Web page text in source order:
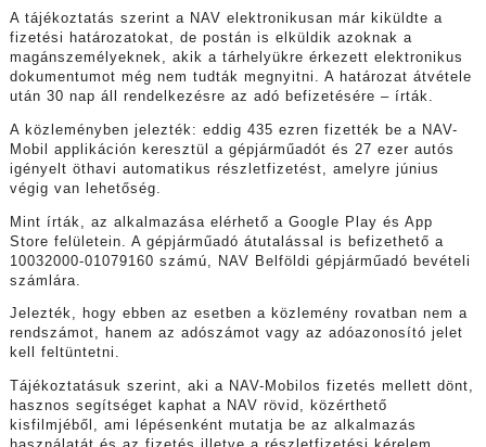
A tájékoztatás szerint a NAV elektronikusan már kiküldte a
fizetési határozatokat, de postán is elküldik azoknak a
magánszemélyeknek, akik a tárhelyükre érkezett elektronikus
dokumentumot még nem tudták megnyitni. A határozat átvétele
után 30 nap áll rendelkezésre az adó befizetésére – írták.
A közleményben jelezték: eddig 435 ezren fizették be a NAV-
Mobil applikáción keresztül a gépjárműadót és 27 ezer autós
igényelt öthavi automatikus részletfizetést, amelyre június
végig van lehetőség.
Mint írták, az alkalmazása elérhető a Google Play és App
Store felületein. A gépjárműadó átutalással is befizethető a
10032000-01079160 számú, NAV Belföldi gépjárműadó bevételi
számlára.
Jelezték, hogy ebben az esetben a közlemény rovatban nem a
rendszámot, hanem az adószámot vagy az adóazonosító jelet
kell feltüntetni.
Tájékoztatásuk szerint, aki a NAV-Mobilos fizetés mellett dönt,
hasznos segítséget kaphat a NAV rövid, közérthető
kisfilmjéből, ami lépésenként mutatja be az alkalmazás